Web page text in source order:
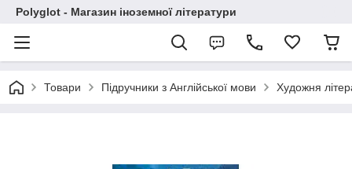
Polyglot - Магазин іноземної літератури
Товари Підручники з Англійської мови Художня